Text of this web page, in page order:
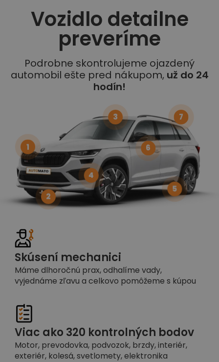
Vozidlo detailne
preveríme
Podrobne skontrolujeme ojazdený
automobil ešte pred nákupom, už do 24
hodín!
Skúsení mechanici
Máme dlhoročnú prax, odhalíme vady,
vyjednáme zľavu a celkovo pomôžeme s kúpou
Viac ako 320 kontrolných bodov
Motor, prevodovka, podvozok, brzdy, interiér,
exteriér, kolesá, svetlomety, elektronika
1
2
3
4
5
6
7